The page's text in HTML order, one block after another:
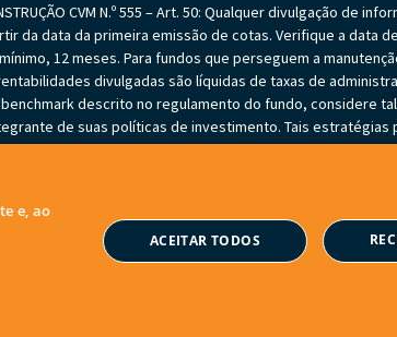
CVM N.º 555 – Art. 50: Qualquer divulgação de
da data da primeira emissão de cotas. Verifique a data
12 meses. Para fundos que perseguem a
divulgadas são líquidas de taxas de
descrito no regulamento do fundo, considere
de suas políticas de investimento. Tais estratégias
obrigação do cotista de aportar recursos
exterior. Verifique se os fundos investem em crédito
e outros riscos não mencionados neste material. O
de se informar sobre eventuais riscos
e, ao
ACEITAR TODOS